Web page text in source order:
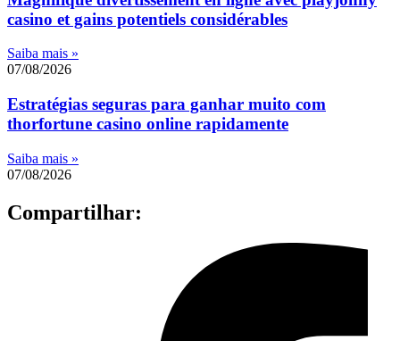
casino et gains potentiels considérables
Saiba mais »
07/08/2026
Estratégias seguras para ganhar muito com
thorfortune casino online rapidamente
Saiba mais »
07/08/2026
Compartilhar: